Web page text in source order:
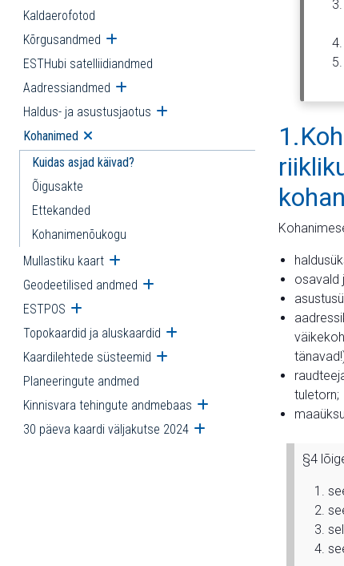
Kaldaerofotod
Kõrgusandmed Ava alammenüü
ESTHubi satelliidiandmed
Aadressiandmed Ava alammenüü
Haldus- ja asustusjaotus Ava alammenüü
Kohanimed Ava alammenüü
Kuidas asjad käivad?
Õigusakte
Ettekanded
Kohanimenõukogu
Mullastiku kaart Ava alammenüü
Geodeetilised andmed Ava alammenüü
ESTPOS Ava alammenüü
Topokaardid ja aluskaardid Ava alammenüü
Kaardilehtede süsteemid Ava alammenüü
Planeeringute andmed
Kinnisvara tehingute andmebaas Ava alammenüü
30 päeva kaardi väljakutse 2024 Ava alammenüü
osavald
tänavad!
tuletorn;
§4